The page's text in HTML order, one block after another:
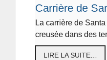
Carrière de
La carrière de
creusée dans des
LIRE LA SUITE…